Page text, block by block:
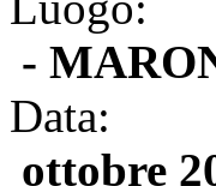
-
Data:
ottobre